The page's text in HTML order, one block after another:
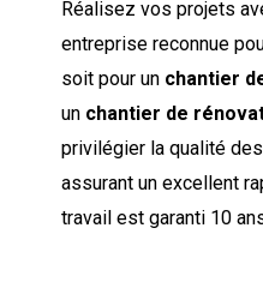
Réalisez vos projets
entreprise reconnue
soit pour un chantier
un chantier de
privilégier la qualité
assurant un excellent
travail est garanti 10